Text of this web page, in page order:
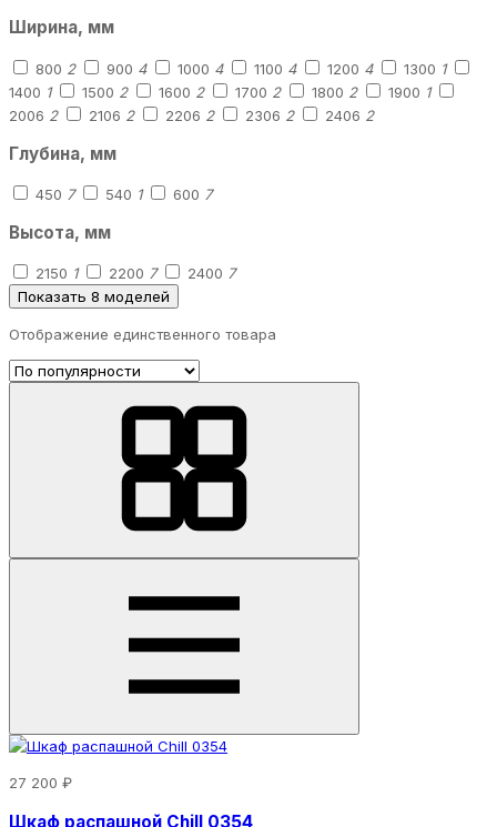
Ширина, мм
800 2 900 4 1000 4 1100 4 1200 4 1300 1
1400 1 1500 2 1600 2 1700 2 1800 2 1900 1
2006 2 2106 2 2206 2 2306 2 2406 2
Глубина, мм
450 7 540 1 600 7
Высота, мм
2150 1 2200 7 2400 7
Показать 8 моделей
Отображение единственного товара
27 200 ₽
Шкаф распашной Chill 0354